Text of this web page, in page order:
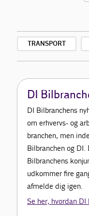
TRANSPORT
DI
DI Bilbranchens
om erhvervs- og
branchen, men
Bilbranchen og DI.
Bilbranchens
udkommer fire
afmelde dig igen.
Se her, hvordan